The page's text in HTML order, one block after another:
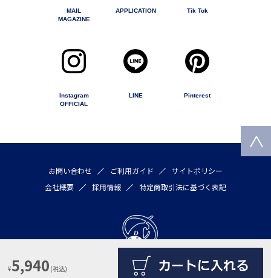
¥5,940 (税込)
MAIL
MAGAZINE
APPLICATION Tik Tok
Instagram
OFFICIAL
LINE Pinterest
お問い合わせ ご利用ガイド
サイトポリシー
会社概要
採用情報 特定商取引法に基づく表記
Copyright © 2020 by DULTON COMPANY LIMITED All rights reserved